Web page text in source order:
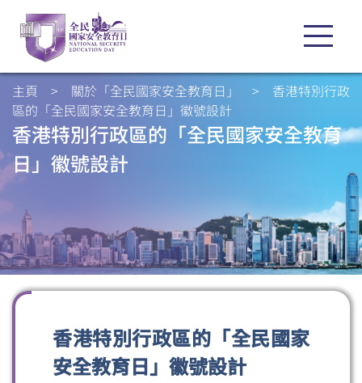
主頁 > 關於「全民國家安全教育日」 > 香港特別行政
區的「全民國家安全教育日」徽號設計
香港特別行政區的「全民國家安全教育
日」徽號設計
香港特別行政區的「全民國家
安全教育日」徽號設計